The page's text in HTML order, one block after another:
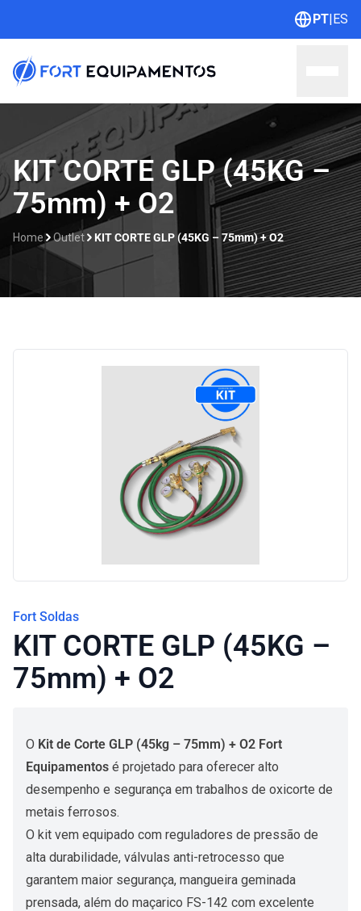
PT|ES
Home
Sobre nós
Linhas
Catálogos
KIT CORTE GLP (45KG –
75mm) + O2
Home Outlet KIT CORTE GLP (45KG – 75mm) + O2
Fort Soldas
KIT CORTE GLP (45KG –
75mm) + O2
O Kit de Corte GLP (45kg – 75mm) + O2 Fort
Equipamentos é projetado para oferecer alto
desempenho e segurança em trabalhos de oxicorte de
metais ferrosos.
O kit vem equipado com reguladores de pressão de
alta durabilidade, válvulas anti-retrocesso que
garantem maior segurança, mangueira geminada
prensada, além do maçarico FS-142 com excelente